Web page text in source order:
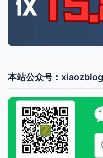
本站公众号：xiaozblog